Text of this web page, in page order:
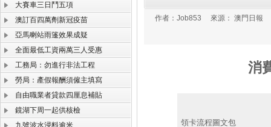
大賽車三日鬥五項
澳訂百四萬劑新冠疫苗
亞馬喇站雨篷效果成疑
全面最低工資兩萬三人受惠
工務局：勿進行非法工程
勞局：產假報酬須僱主填寫
自由職業者貸款四厘息補貼
鏡湖下周一起供核檢
九號波水浸料逾米
作者： Job853 來源： 澳門日報
消
領卡流程圖文包